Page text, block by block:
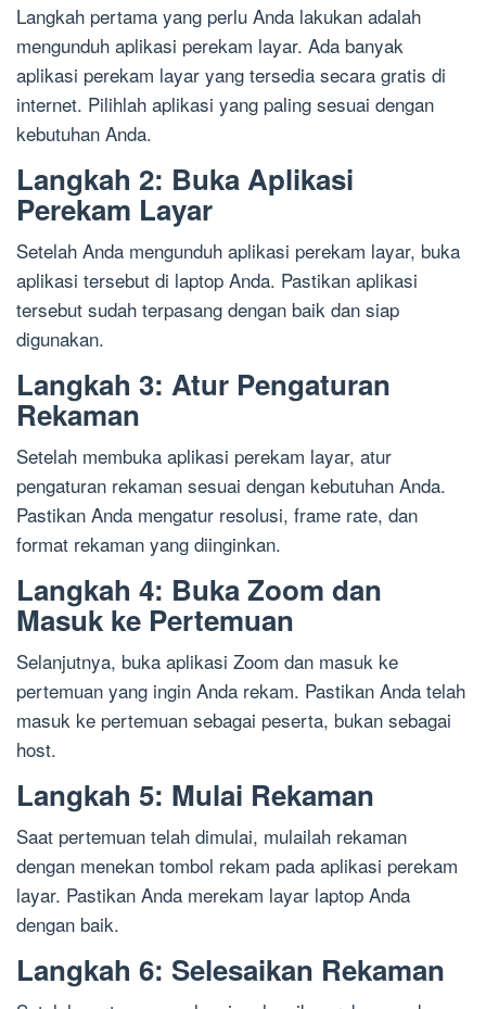
Langkah pertama yang perlu Anda lakukan adalah
mengunduh aplikasi perekam layar. Ada banyak
aplikasi perekam layar yang tersedia secara gratis di
internet. Pilihlah aplikasi yang paling sesuai dengan
kebutuhan Anda.
Langkah 2: Buka Aplikasi
Perekam Layar
Setelah Anda mengunduh aplikasi perekam layar, buka
aplikasi tersebut di laptop Anda. Pastikan aplikasi
tersebut sudah terpasang dengan baik dan siap
digunakan.
Langkah 3: Atur Pengaturan
Rekaman
Setelah membuka aplikasi perekam layar, atur
pengaturan rekaman sesuai dengan kebutuhan Anda.
Pastikan Anda mengatur resolusi, frame rate, dan
format rekaman yang diinginkan.
Langkah 4: Buka Zoom dan
Masuk ke Pertemuan
Selanjutnya, buka aplikasi Zoom dan masuk ke
pertemuan yang ingin Anda rekam. Pastikan Anda telah
masuk ke pertemuan sebagai peserta, bukan sebagai
host.
Langkah 5: Mulai Rekaman
Saat pertemuan telah dimulai, mulailah rekaman
dengan menekan tombol rekam pada aplikasi perekam
layar. Pastikan Anda merekam layar laptop Anda
dengan baik.
Langkah 6: Selesaikan Rekaman